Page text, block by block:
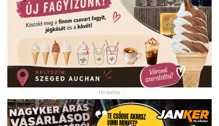
- Hirdetés -